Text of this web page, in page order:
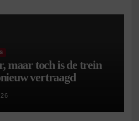
maar toch is de trein
vertraagd